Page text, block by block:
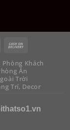
Khách
Ăn
Trời
Trí, Decor